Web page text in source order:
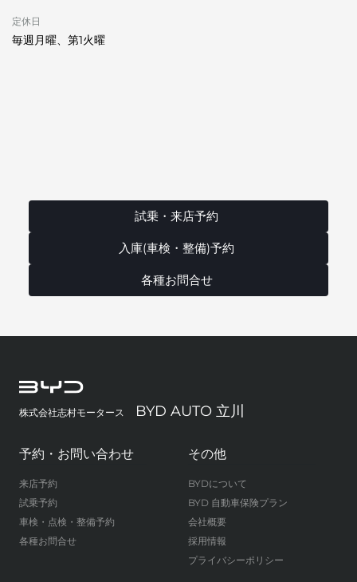
定休日
毎週月曜、第1火曜
試乗・来店予約
入庫(車検・整備)予約
各種お問合せ
株式会社志村モータース BYD AUTO 立川
予約・お問い合わせ
来店予約
試乗予約
車検・点検・整備予約
各種お問合せ
その他
BYDについて
BYD 自動車保険プラン
会社概要
採用情報
プライバシーポリシー